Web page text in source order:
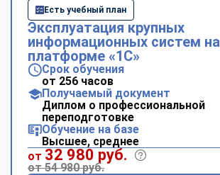
Есть учебный план
Эксплуатация крупных
информационных систем на
платформе «1С»
Срок обучения
от 256 часов
Получаемый документ
Диплом о профессиональной
переподготовке
Обучение на базе
Высшее, среднее
от 32 980 руб.
от 54 980 руб.